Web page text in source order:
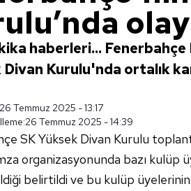
haberleri...
Kurulu'nda ortalık
26 Temmuz 2025 - 13:17
26 Temmuz 2025 - 14:39
SK Yüksek Divan Kurulu
organizasyonunda bazı kulüp
belirtildi ve bu kulüp